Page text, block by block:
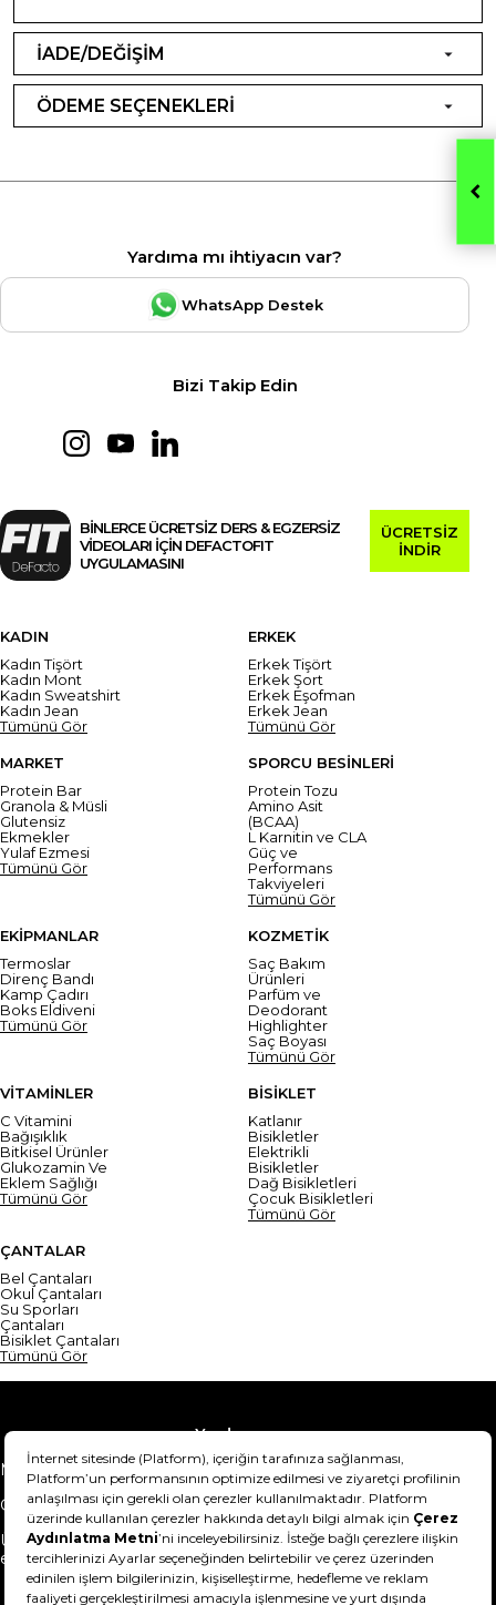
İADE/DEĞİŞİM
ÖDEME SEÇENEKLERİ
Yardıma mı ihtiyacın var?
WhatsApp Destek
Bizi Takip Edin
BİNLERCE ÜCRETSİZ DERS & EGZERSİZ
VİDEOLARI İÇİN DEFACTOFIT
UYGULAMASINI
ÜCRETSİZ
İNDİR
KADIN
Kadın Tişört
Kadın Mont
Kadın Sweatshirt
Kadın Jean
Tümünü Gör
ERKEK
Erkek Tişört
Erkek Şort
Erkek Eşofman
Erkek Jean
Tümünü Gör
MARKET
Protein Bar
Granola & Müsli
Glutensiz
Ekmekler
Yulaf Ezmesi
Tümünü Gör
SPORCU BESİNLERİ
Protein Tozu
Amino Asit
(BCAA)
L Karnitin ve CLA
Güç ve
Performans
Takviyeleri
Tümünü Gör
EKİPMANLAR
Termoslar
Direnç Bandı
Kamp Çadırı
Boks Eldiveni
Tümünü Gör
KOZMETİK
Saç Bakım
Ürünleri
Parfüm ve
Deodorant
Highlighter
Saç Boyası
Tümünü Gör
VİTAMİNLER
C Vitamini
Bağışıklık
Bitkisel Ürünler
Glukozamin Ve
Eklem Sağlığı
Tümünü Gör
BİSİKLET
Katlanır
Bisikletler
Elektrikli
Bisikletler
Dağ Bisikletleri
Çocuk Bisikletleri
Tümünü Gör
ÇANTALAR
Bel Çantaları
Okul Çantaları
Su Sporları
Çantaları
Bisiklet Çantaları
Tümünü Gör
Yardım
Mesafeli Satış Sözleşmesi
Teslimat Bilgisi
Gizlilik Sözleşmesi
Şartlar & Koşullar
Ürünümü nasıl iade
edebilirim?
Hakkımızda